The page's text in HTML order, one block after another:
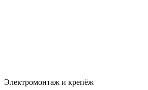
Электромонтаж и крепёж